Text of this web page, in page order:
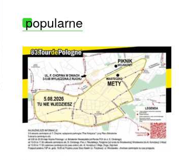
popularne